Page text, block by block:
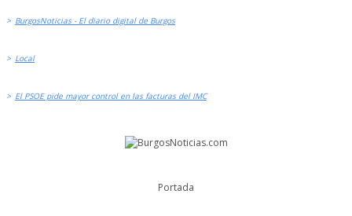
> BurgosNoticias - El diario digital de Burgos
> Local
> El PSOE pide mayor control en las facturas del IMC
Portada